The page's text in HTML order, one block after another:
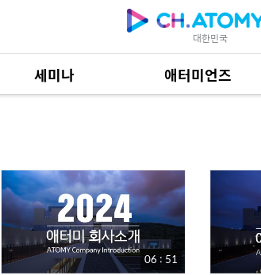
대한민국
세미나 애터미언즈
06 : 51